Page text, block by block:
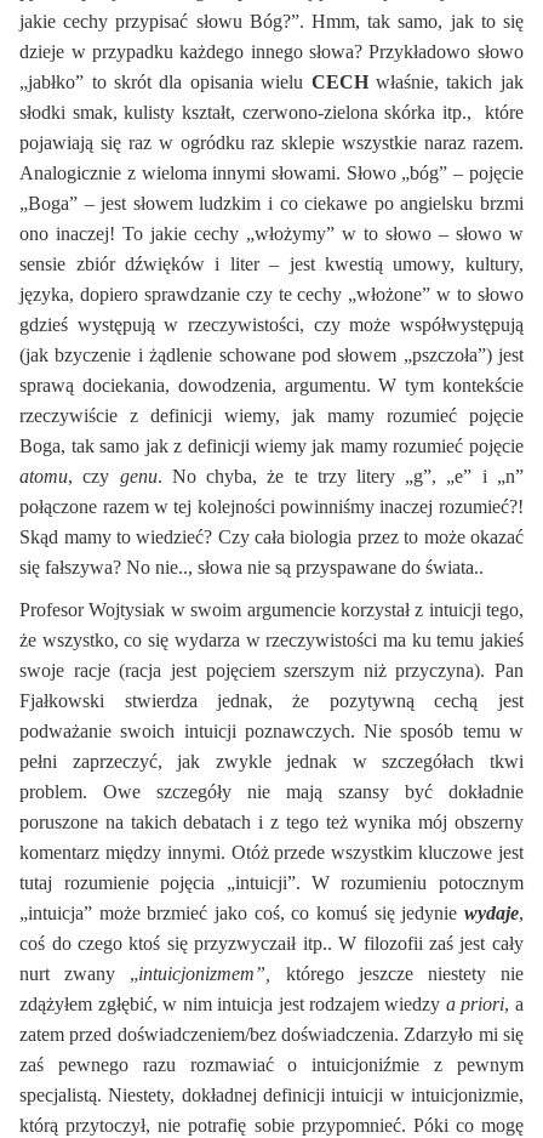
jakie cechy przypisać słowu Bóg?”. Hmm, tak samo, jak to się
dzieje w przypadku każdego innego słowa? Przykładowo słowo
„jabłko” to skrót dla opisania wielu CECHwłaśnie, takich jak
słodki smak, kulisty kształt, czerwono-zielona skórka itp., które
pojawiają się raz w ogródku raz sklepie wszystkie naraz razem.
Analogicznie z wieloma innymi słowami. Słowo „bóg” – pojęcie
„Boga” – jest słowem ludzkim i co ciekawe po angielsku brzmi
ono inaczej! To jakie cechy „włożymy” w to słowo – słowo w
sensie zbiór dźwięków i liter – jest kwestią umowy, kultury,
języka, dopiero sprawdzanie czy te cechy „włożone” w to słowo
gdzieś występują w rzeczywistości, czy może współwystępują
(jak bzyczenie i żądlenie schowane pod słowem „pszczoła”) jest
sprawą dociekania, dowodzenia, argumentu. W tym kontekście
rzeczywiście z definicji wiemy, jak mamy rozumieć pojęcie
Boga, tak samo jak z definicji wiemy jak mamy rozumieć pojęcie
atomu, czy genu. No chyba, że te trzy litery „g”, „e” i „n”
połączone razem w tej kolejności powinniśmy inaczej rozumieć?!
Skąd mamy to wiedzieć? Czy cała biologia przez to może okazać
się fałszywa? No nie.., słowa nie są przyspawane do świata..
Profesor Wojtysiak w swoim argumencie korzystał z intuicji tego,
że wszystko, co się wydarza w rzeczywistości ma ku temu jakieś
swoje racje (racja jest pojęciem szerszym niż przyczyna). Pan
Fjałkowski stwierdza jednak, że pozytywną cechą jest
podważanie swoich intuicji poznawczych. Nie sposób temu w
pełni zaprzeczyć, jak zwykle jednak w szczegółach tkwi
problem. Owe szczegóły nie mają szansy być dokładnie
poruszone na takich debatach i z tego też wynika mój obszerny
komentarz między innymi. Otóż przede wszystkim kluczowe jest
tutaj rozumienie pojęcia „intuicji”. W rozumieniu potocznym
„intuicja” może brzmieć jako coś, co komuś się jedynie wydaje,
coś do czego ktoś się przyzwyczaił itp.. W filozofii zaś jest cały
nurt zwany „intuicjonizmem”, którego jeszcze niestety nie
zdążyłem zgłębić, w nim intuicja jest rodzajem wiedzy a priori, a
zatem przed doświadczeniem/bez doświadczenia. Zdarzyło mi się
zaś pewnego razu rozmawiać o intuicjoniźmie z pewnym
specjalistą. Niestety, dokładnej definicji intuicji w intuicjonizmie,
którą przytoczył, nie potrafię sobie przypomnieć. Póki co mogę